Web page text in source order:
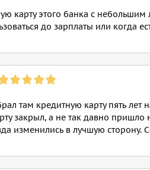
карту этого банка с
до зарплаты или когда
там кредитную карту пять
закрыл, а не так давно
изменились в лучшую